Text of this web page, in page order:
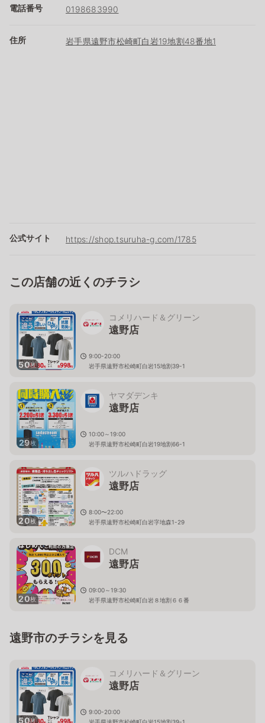
電話番号 0198683990
住所 岩手県遠野市松崎町白岩19地割48番地1
公式サイト https://shop.tsuruha-g.com/1785
この店舗の近くのチラシ
50枚
コメリハード＆グリーン
遠野店
9:00-20:00
岩手県遠野市松崎町白岩15地割39-1
29枚
ヤマダデンキ
遠野店
10:00～19:00
岩手県遠野市松崎町白岩19地割66-1
20枚
ツルハドラッグ
遠野店
8:00〜22:00
岩手県遠野市松崎町白岩字地森1-29
20枚
DCM
遠野店
09:00～19:30
岩手県遠野市松崎町白岩８地割６６番
遠野市のチラシを見る
50枚
コメリハード＆グリーン
遠野店
9:00-20:00